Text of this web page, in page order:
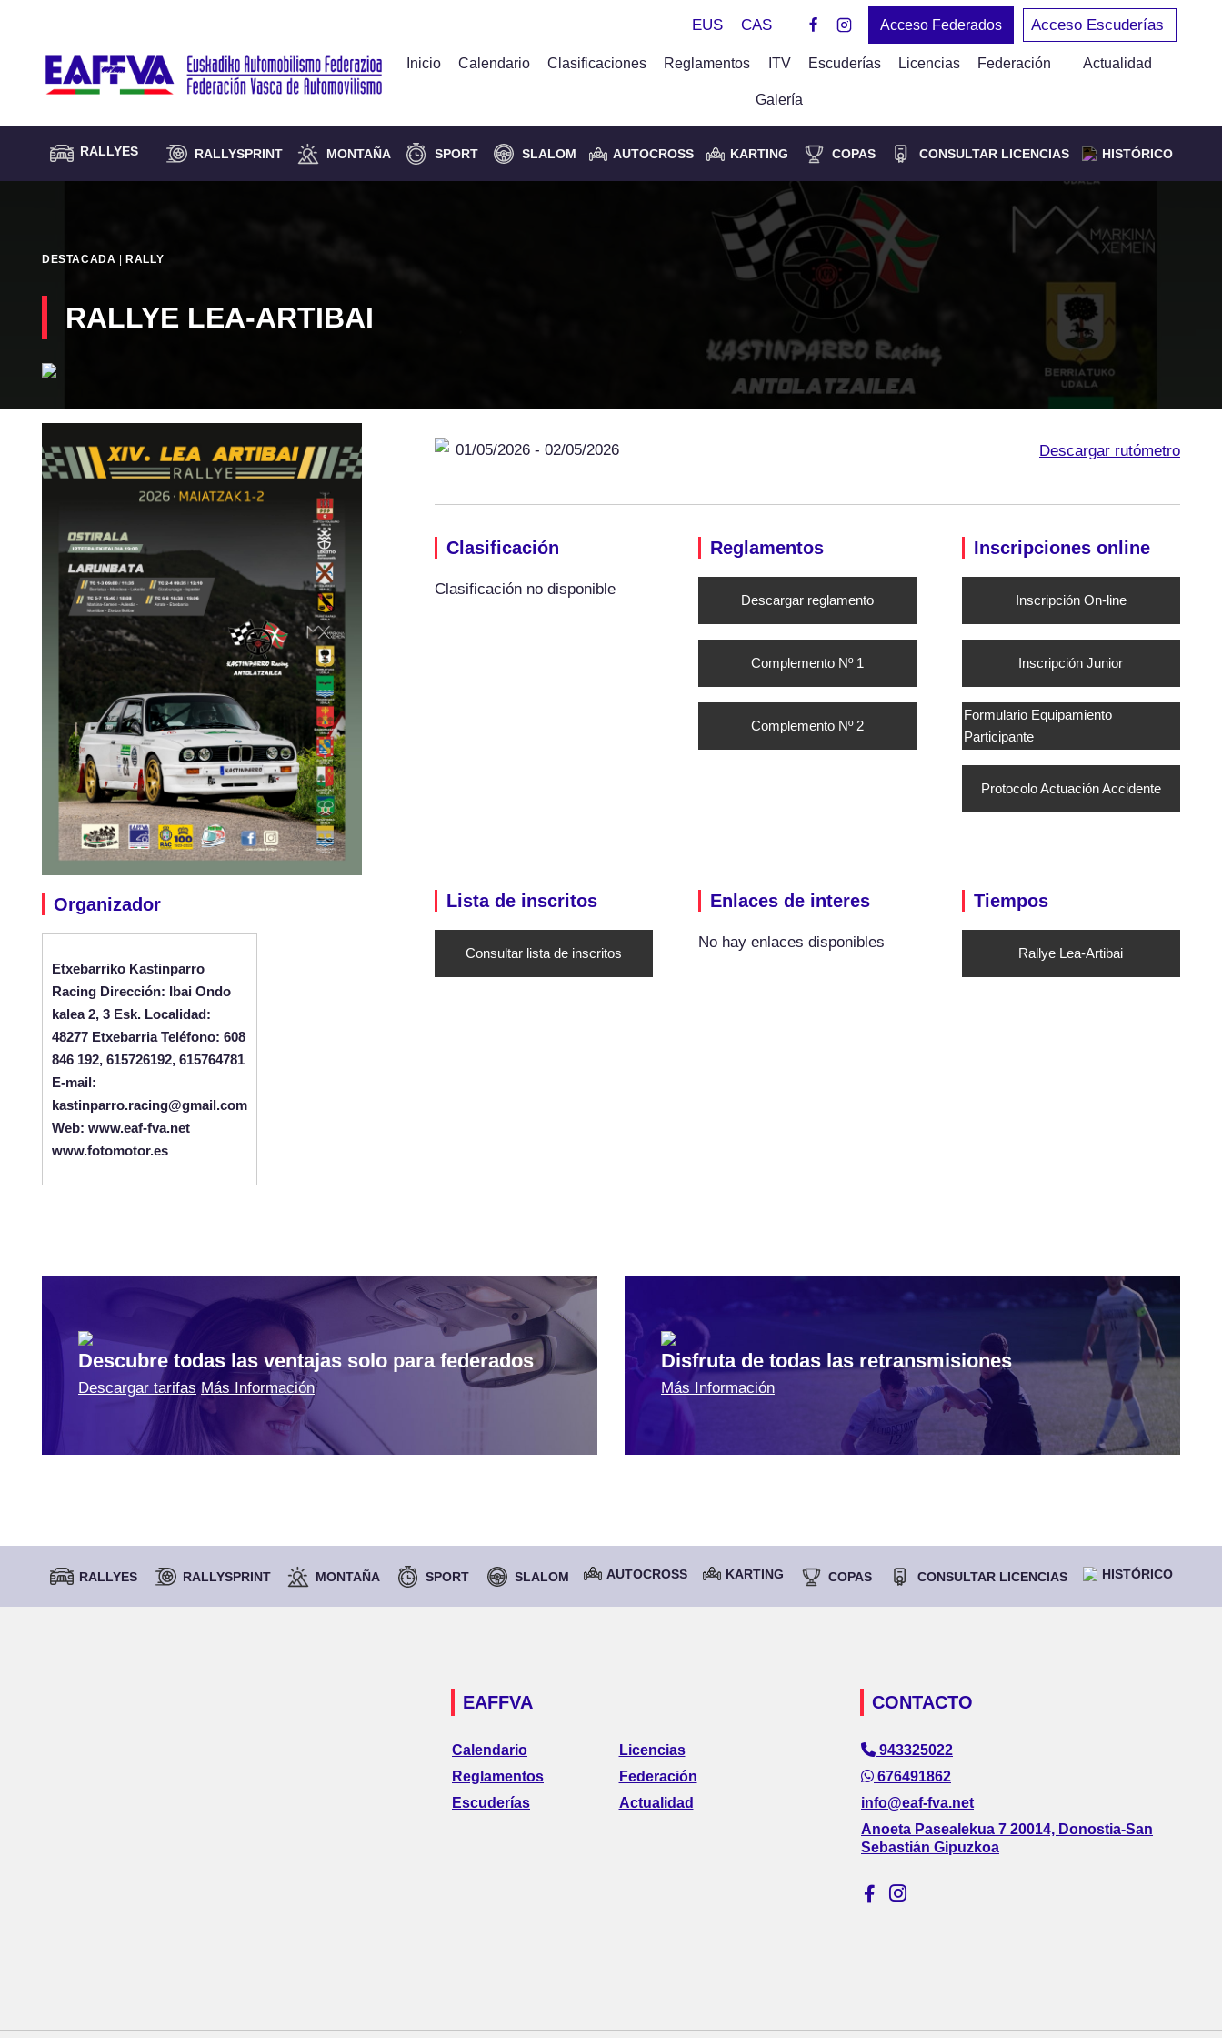
contenido
EUS CAS Acceso Federados Acceso Escuderías
Inicio Calendario Clasificaciones Reglamentos ITV Escuderías Licencias Federación Actualidad
Galería
RALLYES RALLYSPRINT MONTAÑA SPORT SLALOM AUTOCROSS KARTING COPAS CONSULTAR LICENCIAS HISTÓRICO
DESTACADA |RALLY
RALLYE LEA-ARTIBAI
Organizador
Etxebarriko Kastinparro
Racing Dirección: Ibai Ondo
kalea 2, 3 Esk. Localidad:
48277 Etxebarria Teléfono: 608
846 192, 615726192, 615764781
E-mail:
kastinparro.racing@gmail.com
Web: www.eaf-fva.net
www.fotomotor.es
01/05/2026 - 02/05/2026 Descargar rutómetro
Clasificación
Clasificación no disponible
Reglamentos
Descargar reglamento
Complemento Nº 1
Complemento Nº 2
Inscripciones online
Inscripción On-line
Inscripción Junior
Formulario Equipamiento
Participante
Protocolo Actuación Accidente
Lista de inscritos
Consultar lista de inscritos
Enlaces de interes
No hay enlaces disponibles
Tiempos
Rallye Lea-Artibai
Descubre todas las ventajas solo para federados
Descargar tarifas Más Información
Disfruta de todas las retransmisiones
Más Información
RALLYES RALLYSPRINT MONTAÑA SPORT SLALOM AUTOCROSS KARTING COPAS CONSULTAR LICENCIAS HISTÓRICO
EAFFVA
Calendario
Reglamentos
Escuderías
Licencias
Federación
Actualidad
CONTACTO
943325022
676491862
info@eaf-fva.net
Anoeta Pasealekua 7 20014, Donostia-San
Sebastián Gipuzkoa